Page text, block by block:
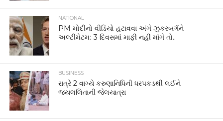
NATIONAL
PM મોદીનો વીડિયો હટાવવા અંગે ઝુકરબર્ગને
અલ્ટીમેટમ: 3 દિવસમાં માફી નહીં માંગે તો..
BUSINESS
રાત્રે 2 વાગ્યે કરુણાનિધિની ધરપકડથી લઈને
જયલલિતાની જેલયાત્રા